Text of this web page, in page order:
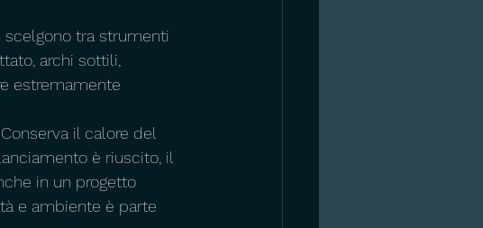
scelgono tra strumenti
archi sottili,
estremamente
il calore del
è riuscito, il
in un progetto
e ambiente è parte